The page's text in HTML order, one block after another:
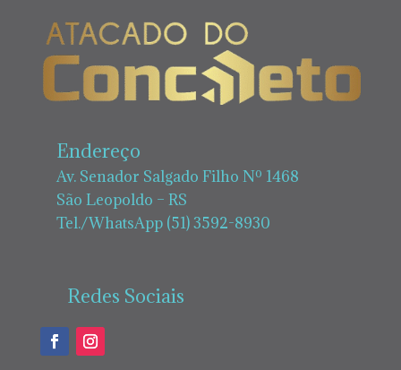
Endereço
Av. Senador Salgado Filho Nº 1468
São Leopoldo – RS
Tel./WhatsApp (51) 3592-8930
Redes Sociais